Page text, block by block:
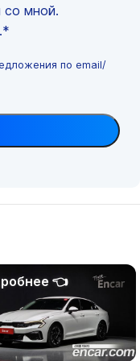
со мной.
.*
по email/